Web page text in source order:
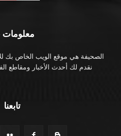
معلومات
الصحيفة هي موقع الويب الخاص بك
نقدم لك أحدث الأخبار ومقاطع
تابعنا